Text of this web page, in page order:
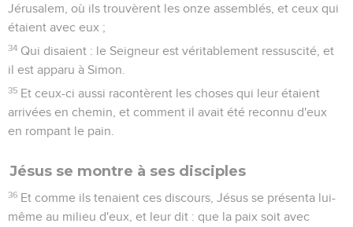
Jérusalem, où ils trouvèrent les onze assemblés, et ceux qui
étaient avec eux ;
34 Qui disaient : le Seigneur est véritablement ressuscité, et
il est apparu à Simon.
35 Et ceux-ci aussi racontèrent les choses qui leur étaient
arrivées en chemin, et comment il avait été reconnu d'eux
en rompant le pain.
Jésus se montre à ses disciples
36 Et comme ils tenaient ces discours, Jésus se présenta lui-
même au milieu d'eux, et leur dit : que la paix soit avec